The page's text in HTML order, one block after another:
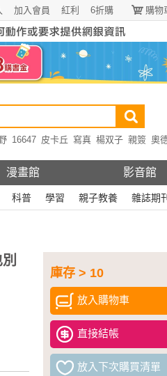
購物
6折購
紅利
加入會員
16647 皮卡丘 寫真 楊双子 親簽 奧
漫畫館 影音館
科普 學習 親子教養 雜誌期刊
庫存 > 10
放入購物車
直接結帳
放入下次購買清單